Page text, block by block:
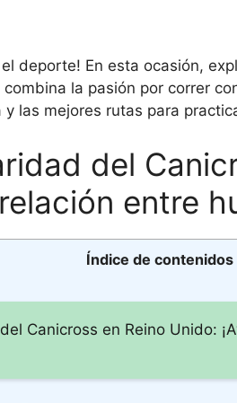
deporte! En esta ocasión,
la pasión por correr
las mejores rutas para
del
entre
Índice de contenidos
Canicross en Reino Unido: